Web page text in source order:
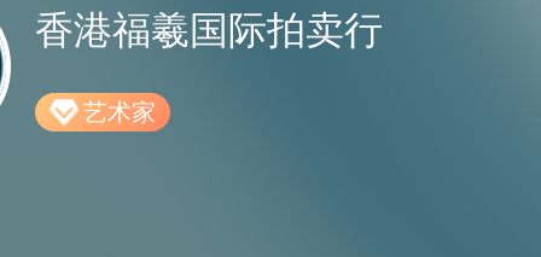
香港福羲国际拍卖行
艺术家